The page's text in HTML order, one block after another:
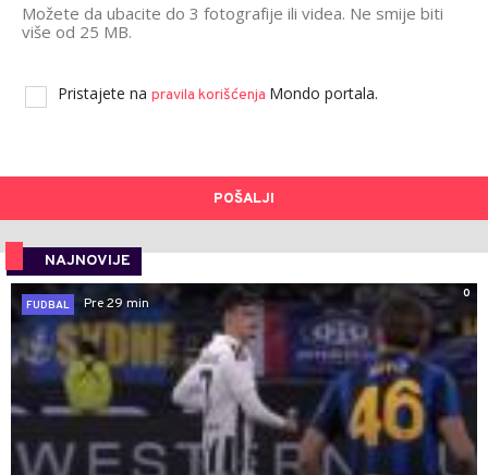
Možete da ubacite do 3 fotografije ili videa. Ne smije biti
više od 25 MB.
Pristajete na pravila korišćenja Mondo portala.
POŠALJI
NAJNOVIJE
0
FUDBAL
Pre 29 min